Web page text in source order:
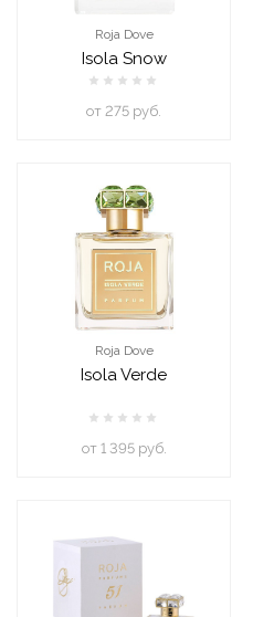
Roja Dove
Isola Snow
oт 275 руб.
Roja Dove
Isola Verde
oт 1 395 руб.